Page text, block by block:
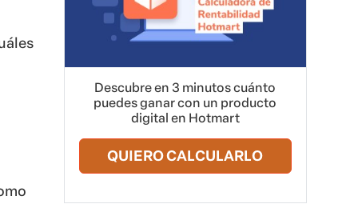
Descubre en 3 minutos cuánto
puedes ganar con un producto
digital en Hotmart
QUIERO CALCULARLO